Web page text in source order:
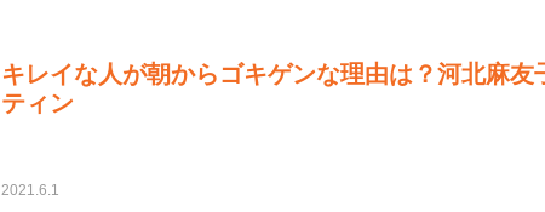
キレイな人が朝からゴキゲンな理由は？河北麻友
ティン
2021.6.1